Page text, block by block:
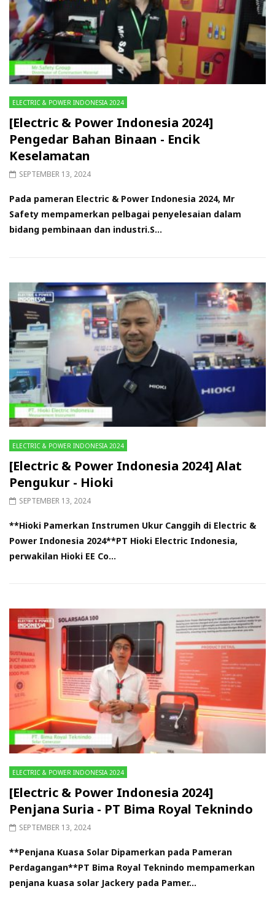
ELECTRIC & POWER INDONESIA 2024
[Electric & Power Indonesia 2024]
Pengedar Bahan Binaan - Encik
Keselamatan
SEPTEMBER 13, 2024
Pada pameran Electric & Power Indonesia 2024, Mr
Safety mempamerkan pelbagai penyelesaian dalam
bidang pembinaan dan industri.S...
ELECTRIC & POWER INDONESIA 2024
[Electric & Power Indonesia 2024] Alat
Pengukur - Hioki
SEPTEMBER 13, 2024
**Hioki Pamerkan Instrumen Ukur Canggih di Electric &
Power Indonesia 2024**PT Hioki Electric Indonesia,
perwakilan Hioki EE Co...
ELECTRIC & POWER INDONESIA 2024
[Electric & Power Indonesia 2024]
Penjana Suria - PT Bima Royal Teknindo
SEPTEMBER 13, 2024
**Penjana Kuasa Solar Dipamerkan pada Pameran
Perdagangan**PT Bima Royal Teknindo mempamerkan
penjana kuasa solar Jackery pada Pamer...